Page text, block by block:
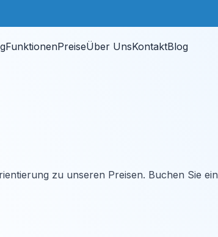
FunktionenPreiseÜber UnsKontaktBlog
zu unseren Preisen. Buchen Sie ein